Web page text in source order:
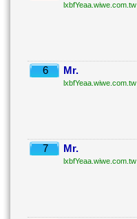
lxbfYeaa.wiwe.com.tw
6 Mr.
lxbfYeaa.wiwe.com.tw
7 Mr.
lxbfYeaa.wiwe.com.tw